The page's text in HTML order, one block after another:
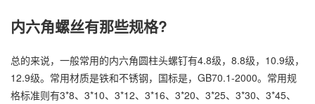
内六角螺丝有那些规格?
总的来说，一般常用的内六角圆柱头螺钉有4.8级，8.8级，10.9级，
12.9级。常用材质是铁和不锈钢，国标是，GB70.1-2000。常用规
格标准则有3*8、3*10、3*12、3*16、3*20、3*25、3*30、3*45、